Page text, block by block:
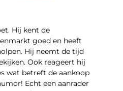
Hij kent de
goed en heeft
Hij neemt de tijd
Ook reageert hij
wat betreft de aankoop
Echt een aanrader